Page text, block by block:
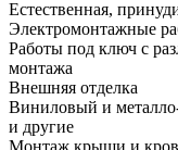
Естественная,
Электромонтажные
Работы под ключ с
монтажа
Внешняя отделка
Виниловый и
и другие